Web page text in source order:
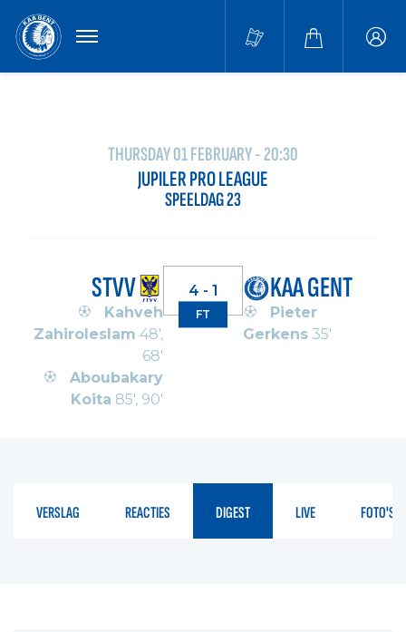
MENU
THURSDAY 01 FEBRUARY - 20:30
JUPILER PRO LEAGUE
SPEELDAG 23
STVV
Kahveh
Zahiroleslam 48',
68'
Aboubakary
Koita 85', 90'
4 - 1
FT
KAA GENT
Pieter
Gerkens 35'
VERSLAG REACTIES DIGEST LIVE FOTO'S